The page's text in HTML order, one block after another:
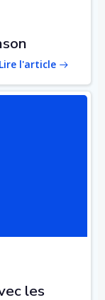
Lire l'article
les